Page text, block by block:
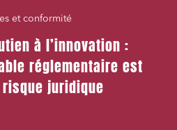
et conformité
à l’innovation :
réglementaire est
risque juridique